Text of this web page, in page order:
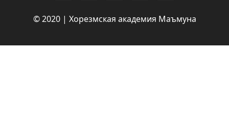
© 2020 | Хорезмская академия Маъмуна